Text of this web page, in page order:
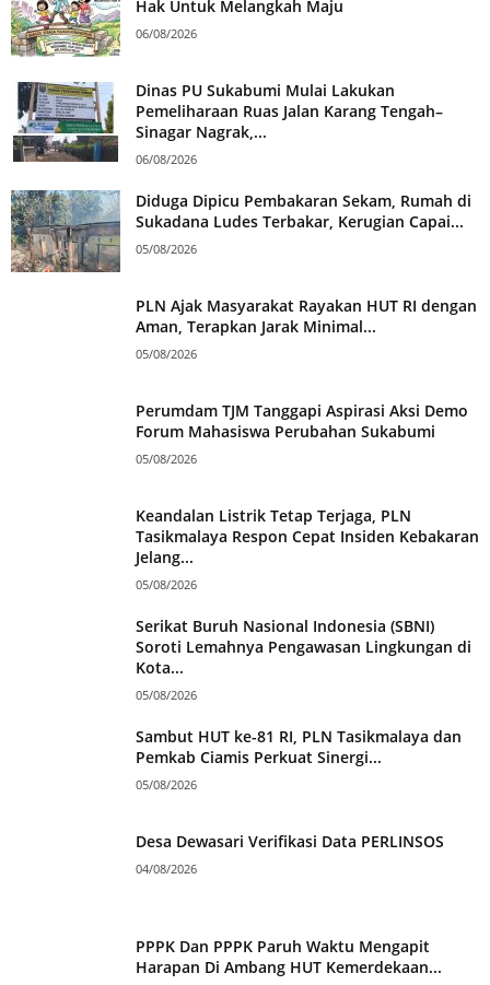
Hak Untuk Melangkah Maju
06/08/2026
Dinas PU Sukabumi Mulai Lakukan
Pemeliharaan Ruas Jalan Karang Tengah–
Sinagar Nagrak,...
06/08/2026
Diduga Dipicu Pembakaran Sekam, Rumah di
Sukadana Ludes Terbakar, Kerugian Capai...
05/08/2026
PLN Ajak Masyarakat Rayakan HUT RI dengan
Aman, Terapkan Jarak Minimal...
05/08/2026
Perumdam TJM Tanggapi Aspirasi Aksi Demo
Forum Mahasiswa Perubahan Sukabumi
05/08/2026
Keandalan Listrik Tetap Terjaga, PLN
Tasikmalaya Respon Cepat Insiden Kebakaran
Jelang...
05/08/2026
Serikat Buruh Nasional Indonesia (SBNI)
Soroti Lemahnya Pengawasan Lingkungan di
Kota...
05/08/2026
Sambut HUT ke-81 RI, PLN Tasikmalaya dan
Pemkab Ciamis Perkuat Sinergi...
05/08/2026
Desa Dewasari Verifikasi Data PERLINSOS
04/08/2026
PPPK Dan PPPK Paruh Waktu Mengapit
Harapan Di Ambang HUT Kemerdekaan...